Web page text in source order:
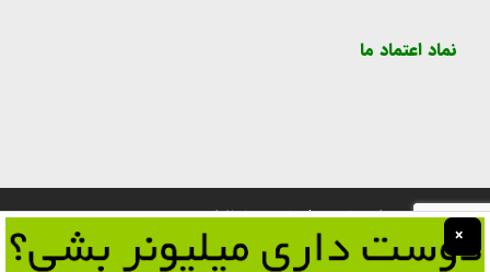
نماد اعتماد ما
تمامی حقوق برای سایت پول یابی محفوظ است.
×